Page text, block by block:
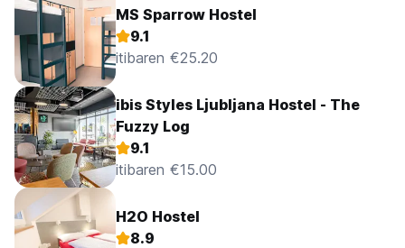
MS Sparrow Hostel
9.1
itibaren €25.20
ibis Styles Ljubljana Hostel - The
Fuzzy Log
9.1
itibaren €15.00
H2O Hostel
8.9